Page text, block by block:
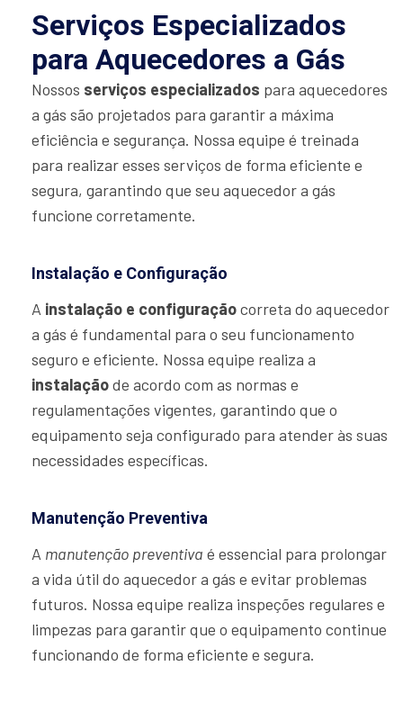
Serviços Especializados
para Aquecedores a Gás
Nossos serviços especializados para aquecedores
a gás são projetados para garantir a máxima
eficiência e segurança. Nossa equipe é treinada
para realizar esses serviços de forma eficiente e
segura, garantindo que seu aquecedor a gás
funcione corretamente.
Instalação e Configuração
A instalação e configuraçãocorreta do aquecedor
a gás é fundamental para o seu funcionamento
seguro e eficiente. Nossa equipe realiza a
instalaçãode acordo com as normas e
regulamentações vigentes, garantindo que o
equipamento seja configurado para atender às suas
necessidades específicas.
Manutenção Preventiva
A manutenção preventiva é essencial para prolongar
a vida útil do aquecedor a gás e evitar problemas
futuros. Nossa equipe realiza inspeções regulares e
limpezas para garantir que o equipamento continue
funcionando de forma eficiente e segura.